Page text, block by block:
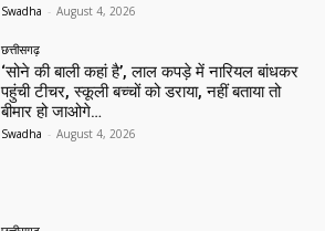
Swadha - August 4, 2026
छत्तीसगढ़
‘सोने की बाली कहां है’, लाल कपड़े में नारियल बांधकर
पहुंची टीचर, स्कूली बच्चों को डराया, नहीं बताया तो
बीमार हो जाओगे…
Swadha - August 4, 2026